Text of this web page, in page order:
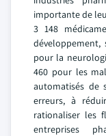
importante de
3 148
pour la
460 pour les
automatisés de
erreurs, à
rationaliser les
entreprises